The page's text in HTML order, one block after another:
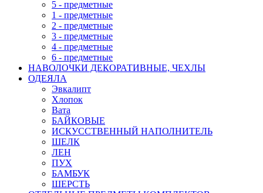
5 - предметные
1 - предметные
2 - предметные
3 - предметные
4 - предметные
6 - предметные
НАВОЛОЧКИ ДЕКОРАТИВНЫЕ, ЧЕХЛЫ
ОДЕЯЛА
Эвкалипт
Хлопок
Вата
БАЙКОВЫЕ
ИСКУССТВЕННЫЙ НАПОЛНИТЕЛЬ
ШЕЛК
ЛЕН
ПУХ
БАМБУК
ШЕРСТЬ